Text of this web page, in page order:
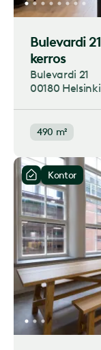
Bulevardi 21
kerros
Bulevardi 21
00180 Helsinki
490 m²
Kontor